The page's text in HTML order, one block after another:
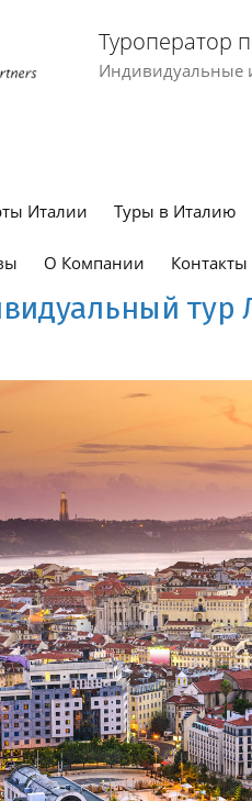
Туроператор
Индивидуальные
Италии Туры в Италию
О Компании Контакты
тур